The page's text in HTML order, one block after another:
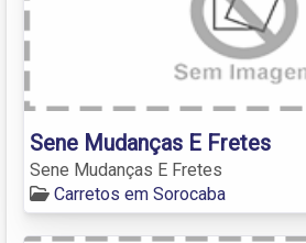
Sene Mudanças E Fretes
Sene Mudanças E Fretes
Carretos em Sorocaba